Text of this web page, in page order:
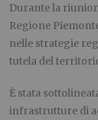
Durante la
Regione
nelle strategie
tutela del
È stata
infrastrutture di